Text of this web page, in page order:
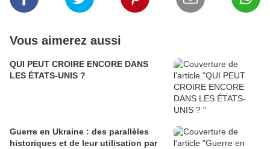
Vous aimerez aussi
QUI PEUT CROIRE ENCORE DANS
LES ÉTATS-UNIS ?
Guerre en Ukraine : des parallèles
historiques et de leur utilisation par